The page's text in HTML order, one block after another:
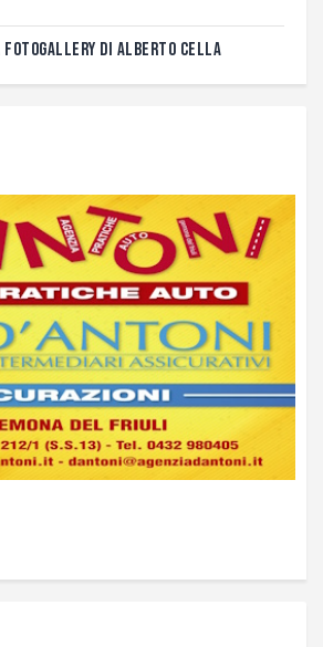
DI ALBERTO CELLA